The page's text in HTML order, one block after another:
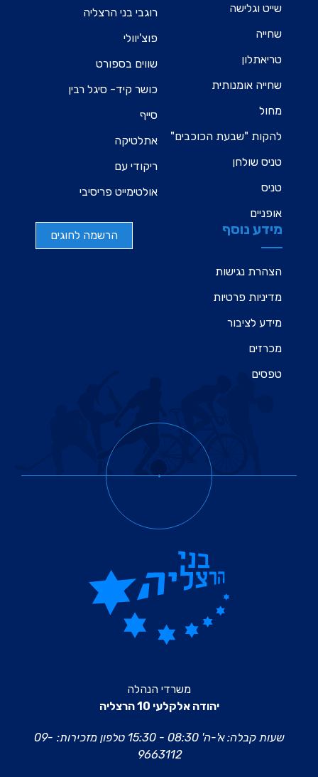
שייט וגלישה
שחייה
טריאתלון
שחייה אומנותית
מחול
להקות "שבעת הכוכבים"
טניס שולחן
טניס
אופניים
רוגבי בני הרצליה
פוצ'יוולי
שווים בספורט
כושר קיד- סיגל רבין
סייף
אתלטיקה
ריקודי עם
אולטימייט פריסיבי
מידע נוסף
הצהרת נגישות
מדיניות פרטיות
מידע לציבור
מכרזים
טפסים
הרשמה לחוגים
משרדי הנהלה
יהודה אלקלעי 10 הרצליה
שעות קבלה: א'-ה' 08:30 - 15:30 טלפון מזכירות: 09-
9663112